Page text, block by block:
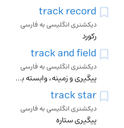
track record
دیکشنری انگلیسی به فارسی
رکورد
track and field
دیکشنری انگلیسی به فارسی
پیگیری و زمینه، وابسته به مسابقات دو صحرایی یا میدانی
track star
دیکشنری انگلیسی به فارسی
پیگیری ستاره